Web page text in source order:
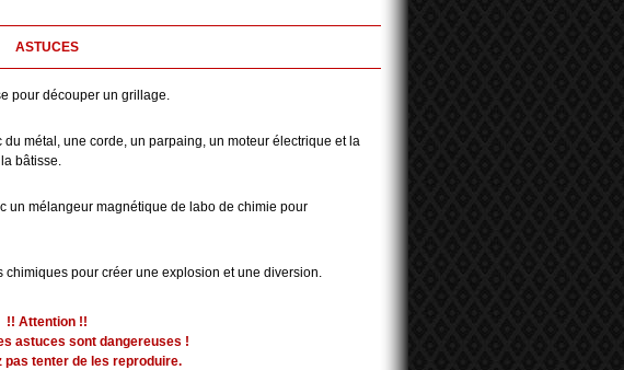
ASTUCES
pour découper un grillage.
métal, une corde, un parpaing, un moteur électrique et la
bâtisse.
un mélangeur magnétique de labo de chimie pour
pour créer une explosion et une diversion.
!! Attention !!
astuces sont dangereuses !
pas tenter de les reproduire.